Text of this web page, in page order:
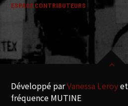
ESPACE CONTRIBUTEURS
Développé parVanessa Leroyet
fréquence MUTINE